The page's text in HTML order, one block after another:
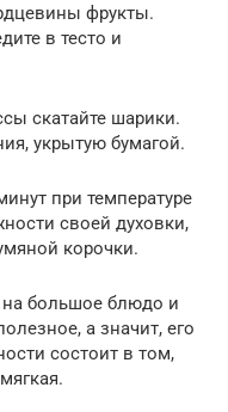
фрукты.
в тесто и
скатайте шарики.
укрытую бумагой.
при температуре
своей духовки,
корочки.
большое блюдо и
а значит, его
состоит в том,